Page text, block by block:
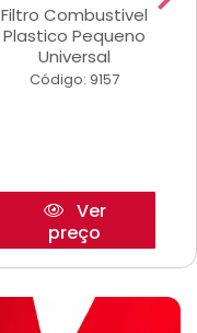
Filtro Combustivel
Plastico Pequeno
Universal
Código: 9157
Ver
preço